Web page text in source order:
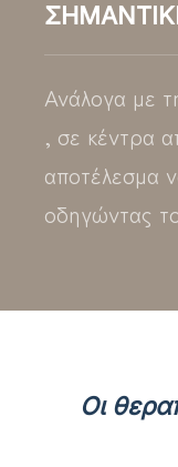
Ανάλογα με
, σε κέντρα
αποτέλεσμα
οδηγώντας
Οι